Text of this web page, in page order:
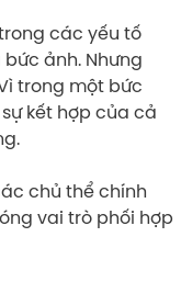
các yếu tố
ảnh. Nhưng
trong một bức
kết hợp của cả
chủ thể chính
vai trò phối hợp